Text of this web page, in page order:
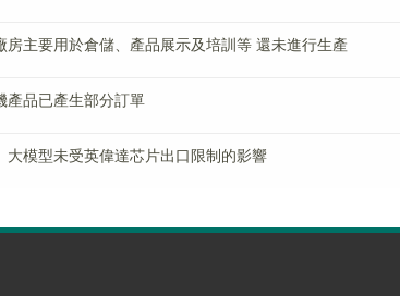
主要用於倉儲、產品展示及培訓等 還未進行生產
產品已產生部分訂單
大模型未受英偉達芯片出口限制的影響